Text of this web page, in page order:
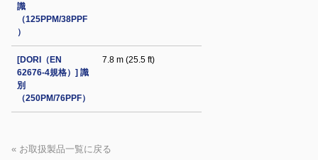
識
（125PPM/38PPF
）
[DORI（EN
62676-4規格）] 識
別
（250PM/76PPF）
7.8 m (25.5 ft)
« お取扱製品一覧に戻る